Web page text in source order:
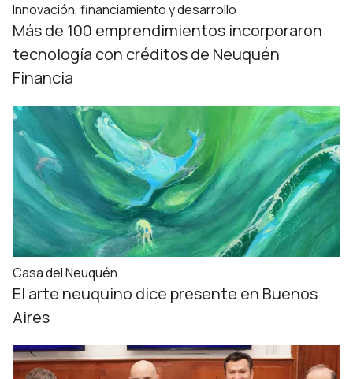
Innovación, financiamiento y desarrollo
Más de 100 emprendimientos incorporaron
tecnología con créditos de Neuquén
Financia
Casa del Neuquén
El arte neuquino dice presente en Buenos
Aires